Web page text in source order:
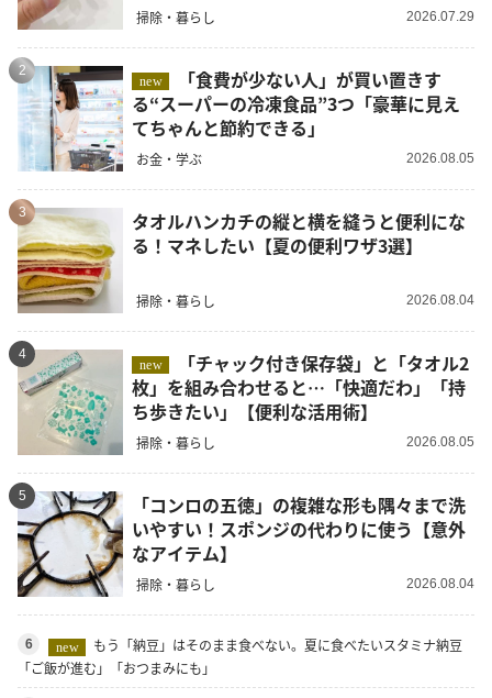
掃除・暮らし 2026.07.29
2
new
る“スーパーの冷凍食品”3つ「豪華に見え
てちゃんと節約できる」
お金・学ぶ 2026.08.05
3
タオルハンカチの縦と横を縫うと便利にな
る！マネしたい【夏の便利ワザ3選】
掃除・暮らし 2026.08.04
4
new
枚」を組み合わせると…「快適だわ」「持
ち歩きたい」【便利な活用術】
掃除・暮らし 2026.08.05
5
「コンロの五徳」の複雑な形も隅々まで洗
いやすい！スポンジの代わりに使う【意外
なアイテム】
掃除・暮らし 2026.08.04
6 new
もう「納豆」はそのまま食べない。夏に食べたいスタミナ納豆
「ご飯が進む」「おつまみにも」